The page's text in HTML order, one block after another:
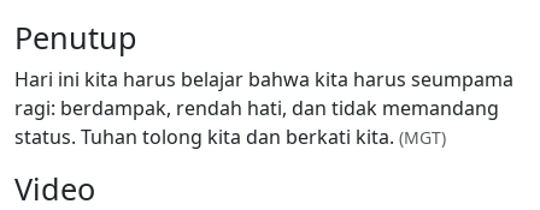
Penutup
Hari ini kita harus belajar bahwa kita harus seumpama
ragi: berdampak, rendah hati, dan tidak memandang
status. Tuhan tolong kita dan berkati kita. (MGT)
Video